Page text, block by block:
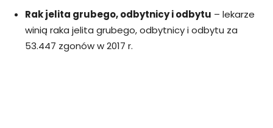
Rak jelita grubego, odbytnicy i odbytu – lekarze
winią raka jelita grubego, odbytnicy i odbytu za
53.447 zgonów w 2017 r.